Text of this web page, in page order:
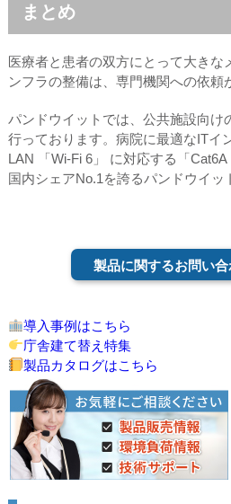
まとめ
医療者と患者の双方にとって大きな
ンフラの整備は、専門機関への依頼
パンドウイットでは、公共施設向け
行っております。病院に最適なITイ
LAN 「Wi-Fi 6」 に対応する「
国内シェアNo.1を誇るパンドウイッ
製品に関するお問い
導入事例はこちら
庁舎建て替え特集
製品カタログはこちら